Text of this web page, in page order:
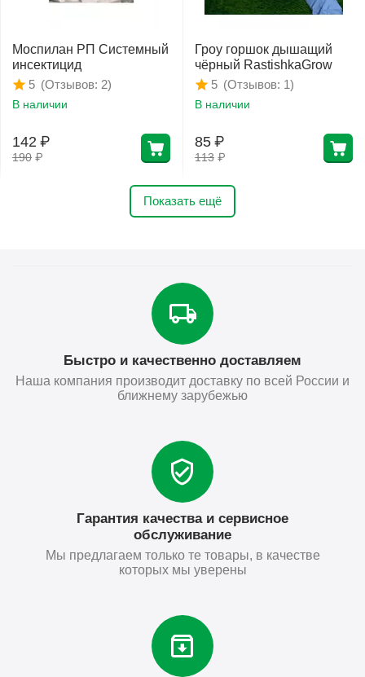
Моспилан РП Системный
инсектицид
(Отзывов: 2)
5
В наличии
190 ₽
142 ₽
Гроу горшок дышащий
чёрный RastishkaGrow
(Отзывов: 1)
5
В наличии
113 ₽
85 ₽
Показать ещё
Быстро и качественно доставляем
Наша компания производит доставку по всей России и
ближнему зарубежью
Гарантия качества и сервисное
обслуживание
Мы предлагаем только те товары, в качестве
которых мы уверены